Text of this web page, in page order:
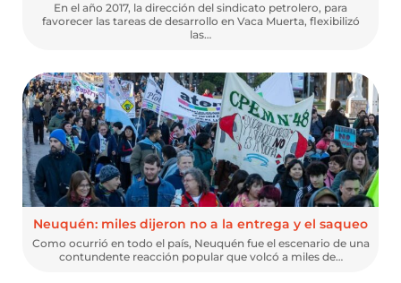
En el año 2017, la dirección del sindicato petrolero, para
favorecer las tareas de desarrollo en Vaca Muerta, flexibilizó
las…
Neuquén: miles dijeron no a la entrega y el saqueo
Como ocurrió en todo el país, Neuquén fue el escenario de una
contundente reacción popular que volcó a miles de…